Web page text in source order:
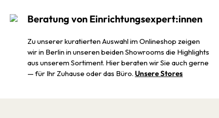
Beratung von Einrichtungsexpert:innen
Zu unserer kuratierten Auswahl im Onlineshop zeigen
wir in Berlin in unseren beiden Showrooms die Highlights
aus unserem Sortiment. Hier beraten wir Sie auch gerne
— für Ihr Zuhause oder das Büro. Unsere Stores